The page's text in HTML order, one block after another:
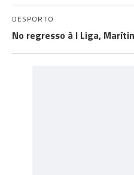
DESPORTO
No regresso à I Liga,